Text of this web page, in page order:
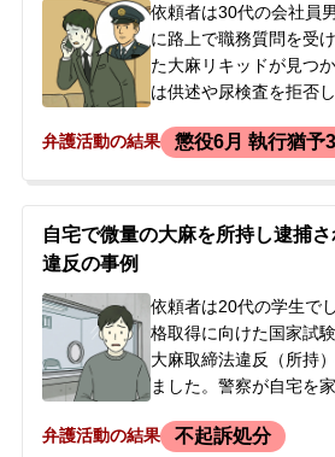
依頼者は30代の会社員
に路上で職務質問を受
た大麻リキッドが見つ
は供述や尿検査を拒否
調べを受けました。依
の少し前に繁華街で興
ドを購入したものと供
る」と告げられたため
や刑事処分に強い不安
き判決を得ることを目
に来られました。
弁護活動の結果 懲役6月 執行猶予
自宅で微量の大麻を所持し逮捕
違反の事例
依頼者は20代の学生で
格取得に向けた国家試
大麻取締法違反（所持
ました。警察が自宅を
れたことによるもので
弁護活動の結果 不起訴処分